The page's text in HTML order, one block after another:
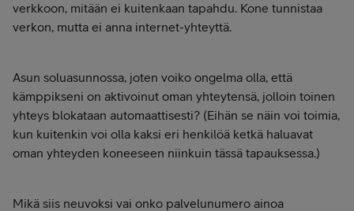
verkkoon, mitään ei kuitenkaan tapahdu. Kone tunnistaa
verkon, mutta ei anna internet-yhteyttä.
Asun soluasunnossa, joten voiko ongelma olla, että
kämppikseni on aktivoinut oman yhteytensä, jolloin toinen
yhteys blokataan automaattisesti? (Eihän se näin voi toimia,
kun kuitenkin voi olla kaksi eri henkilöä ketkä haluavat
oman yhteyden koneeseen niinkuin tässä tapauksessa.)
Mikä siis neuvoksi vai onko palvelunumero ainoa